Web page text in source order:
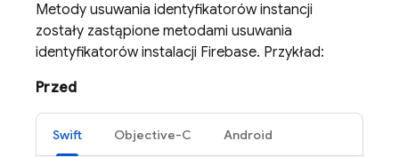
Metody usuwania identyfikatorów instancji
zostały zastąpione metodami usuwania
identyfikatorów instalacji Firebase. Przykład:
Przed
Swift Objective-C Android